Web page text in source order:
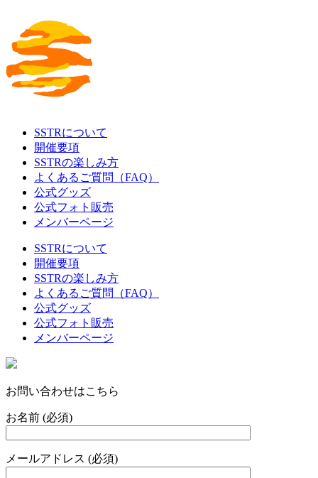
SSTRについて
開催要項
SSTRの楽しみ方
よくあるご質問（FAQ）
公式グッズ
公式フォト販売
メンバーページ
SSTRについて
開催要項
SSTRの楽しみ方
よくあるご質問（FAQ）
公式グッズ
公式フォト販売
メンバーページ
お問い合わせはこちら
お名前 (必須)
メールアドレス (必須)